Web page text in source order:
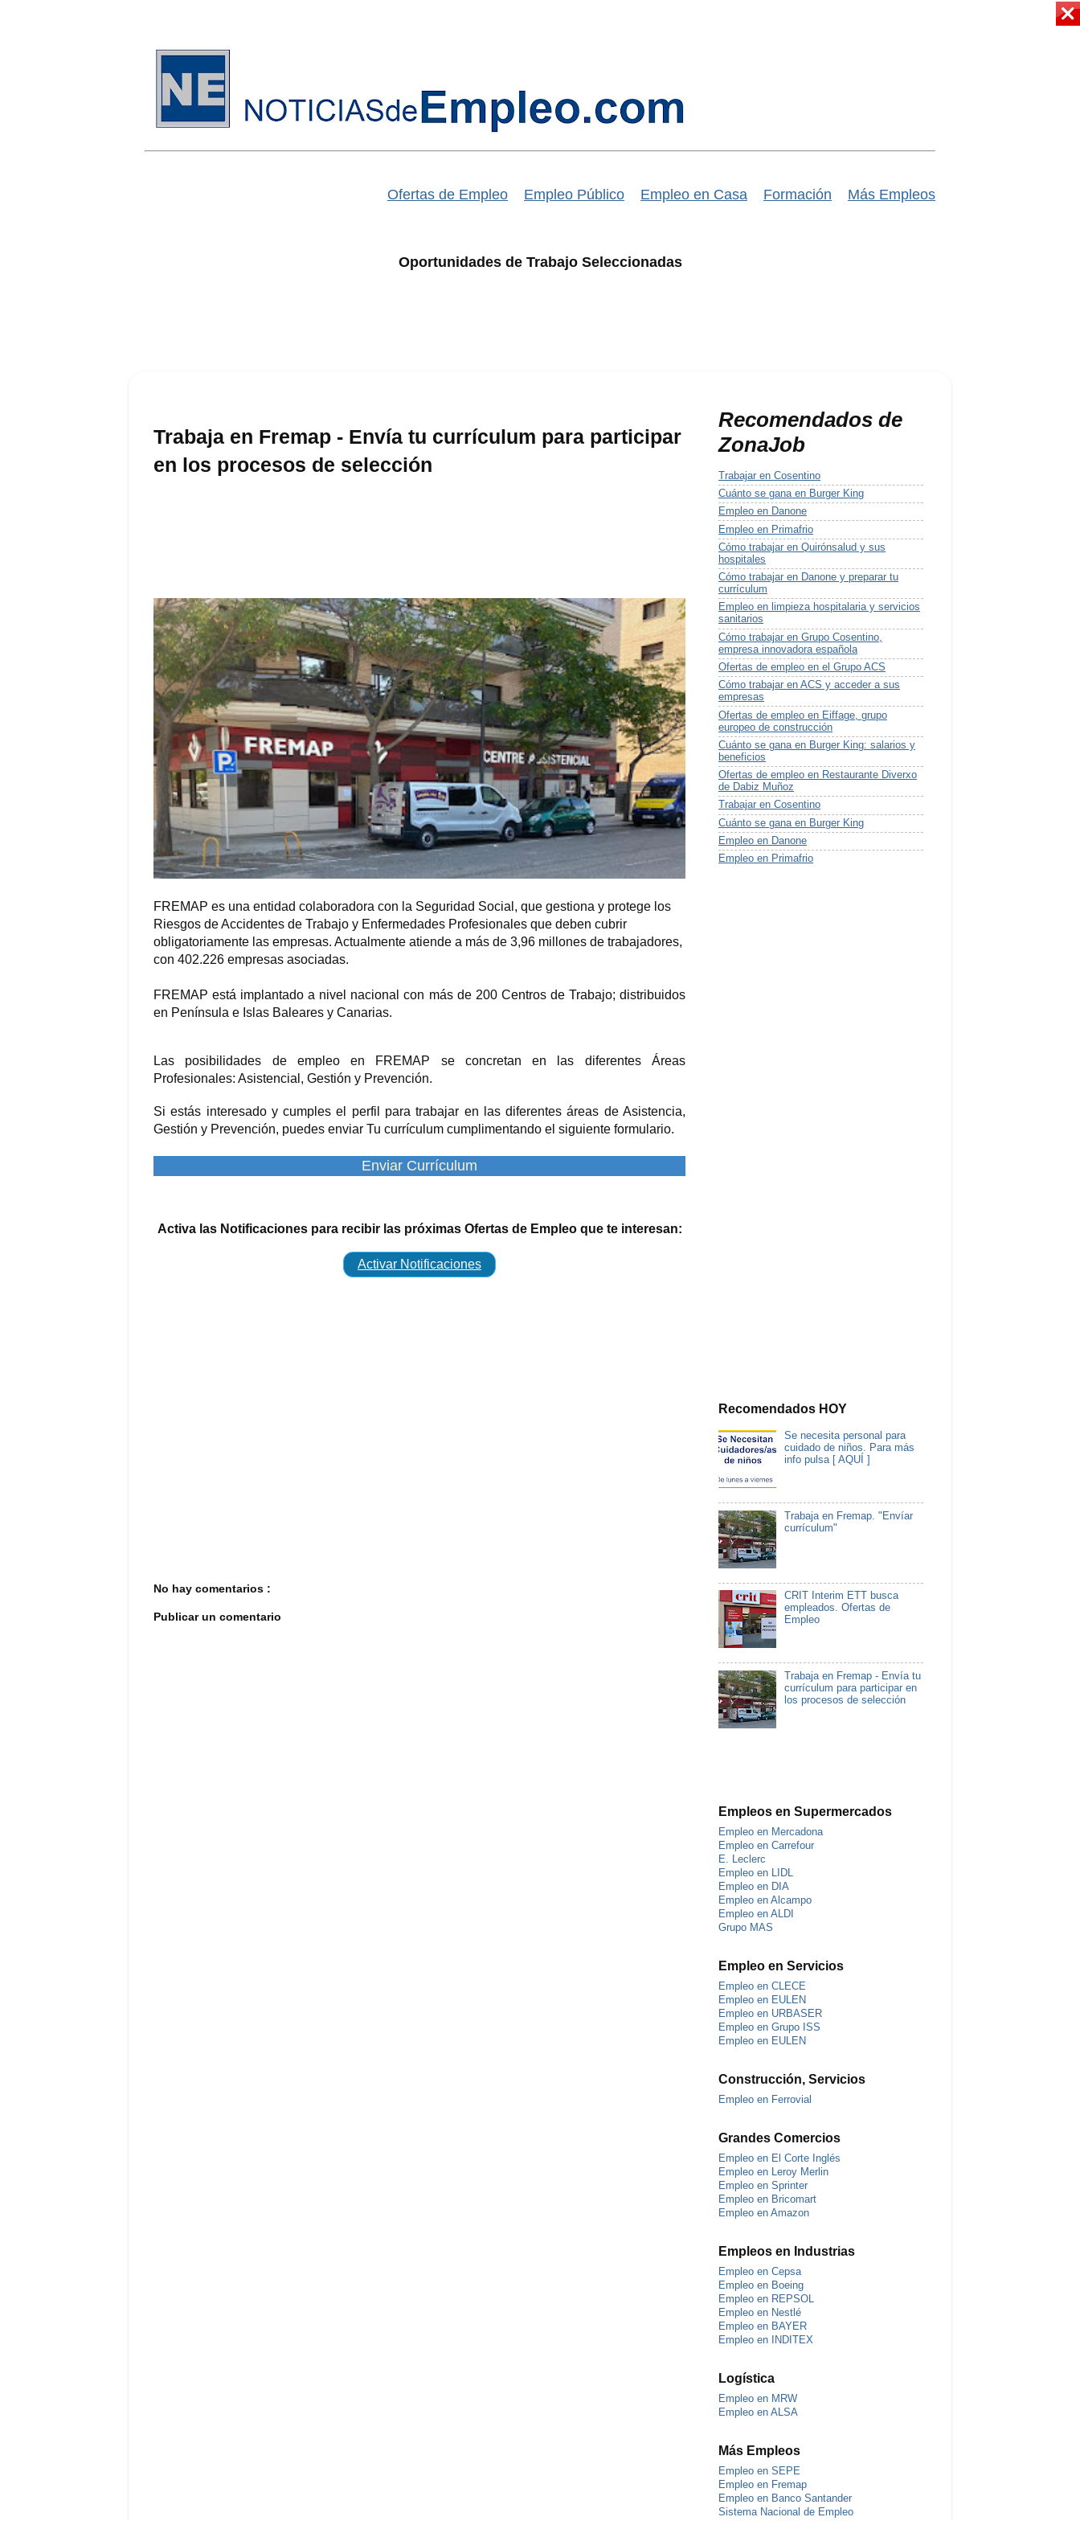
Ofertas de Empleo Empleo Público Empleo en Casa Formación Más Empleos
Oportunidades de Trabajo Seleccionadas
Trabaja en Fremap - Envía tu currículum para participar
en los procesos de selección
FREMAP es una entidad colaboradora con la Seguridad Social, que gestiona y protege los
Riesgos de Accidentes de Trabajo y Enfermedades Profesionales que deben cubrir
obligatoriamente las empresas. Actualmente atiende a más de 3,96 millones de trabajadores,
con 402.226 empresas asociadas.
FREMAP está implantado a nivel nacional con más de 200 Centros de Trabajo; distribuidos
en Península e Islas Baleares y Canarias.
Las posibilidades de empleo en FREMAP se concretan en las diferentes Áreas
Profesionales: Asistencial, Gestión y Prevención.
Si estás interesado y cumples el perfil para trabajar en las diferentes áreas de Asistencia,
Gestión y Prevención, puedes enviar Tu currículum cumplimentando el siguiente formulario.
Enviar Currículum
Activa las Notificaciones para recibir las próximas Ofertas de Empleo que te interesan:
Activar Notificaciones
No hay comentarios :
Publicar un comentario
Recomendados de
ZonaJob
Trabajar en Cosentino
Cuánto se gana en Burger King
Empleo en Danone
Empleo en Primafrio
Cómo trabajar en Quirónsalud y sus
hospitales
Cómo trabajar en Danone y preparar tu
currículum
Empleo en limpieza hospitalaria y servicios
sanitarios
Cómo trabajar en Grupo Cosentino,
empresa innovadora española
Ofertas de empleo en el Grupo ACS
Cómo trabajar en ACS y acceder a sus
empresas
Ofertas de empleo en Eiffage, grupo
europeo de construcción
Cuánto se gana en Burger King: salarios y
beneficios
Ofertas de empleo en Restaurante Diverxo
de Dabiz Muñoz
Trabajar en Cosentino
Cuánto se gana en Burger King
Empleo en Danone
Empleo en Primafrio
Recomendados HOY
Se necesita personal para
cuidado de niños. Para más
info pulsa [ AQUÍ ]
Trabaja en Fremap. "Envíar
currículum"
CRIT Interim ETT busca
empleados. Ofertas de
Empleo
Trabaja en Fremap - Envía tu
currículum para participar en
los procesos de selección
Empleos en Supermercados
Empleo en Mercadona
Empleo en Carrefour
E. Leclerc
Empleo en LIDL
Empleo en DIA
Empleo en Alcampo
Empleo en ALDI
Grupo MAS
Empleo en Servicios
Empleo en CLECE
Empleo en EULEN
Empleo en URBASER
Empleo en Grupo ISS
Empleo en EULEN
Construcción, Servicios
Empleo en Ferrovial
Grandes Comercios
Empleo en El Corte Inglés
Empleo en Leroy Merlin
Empleo en Sprinter
Empleo en Bricomart
Empleo en Amazon
Empleos en Industrias
Empleo en Cepsa
Empleo en Boeing
Empleo en REPSOL
Empleo en Nestlé
Empleo en BAYER
Empleo en INDITEX
Logística
Empleo en MRW
Empleo en ALSA
Más Empleos
Empleo en SEPE
Empleo en Fremap
Empleo en Banco Santander
Sistema Nacional de Empleo